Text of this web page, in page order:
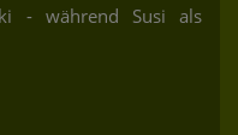
- während Susi als